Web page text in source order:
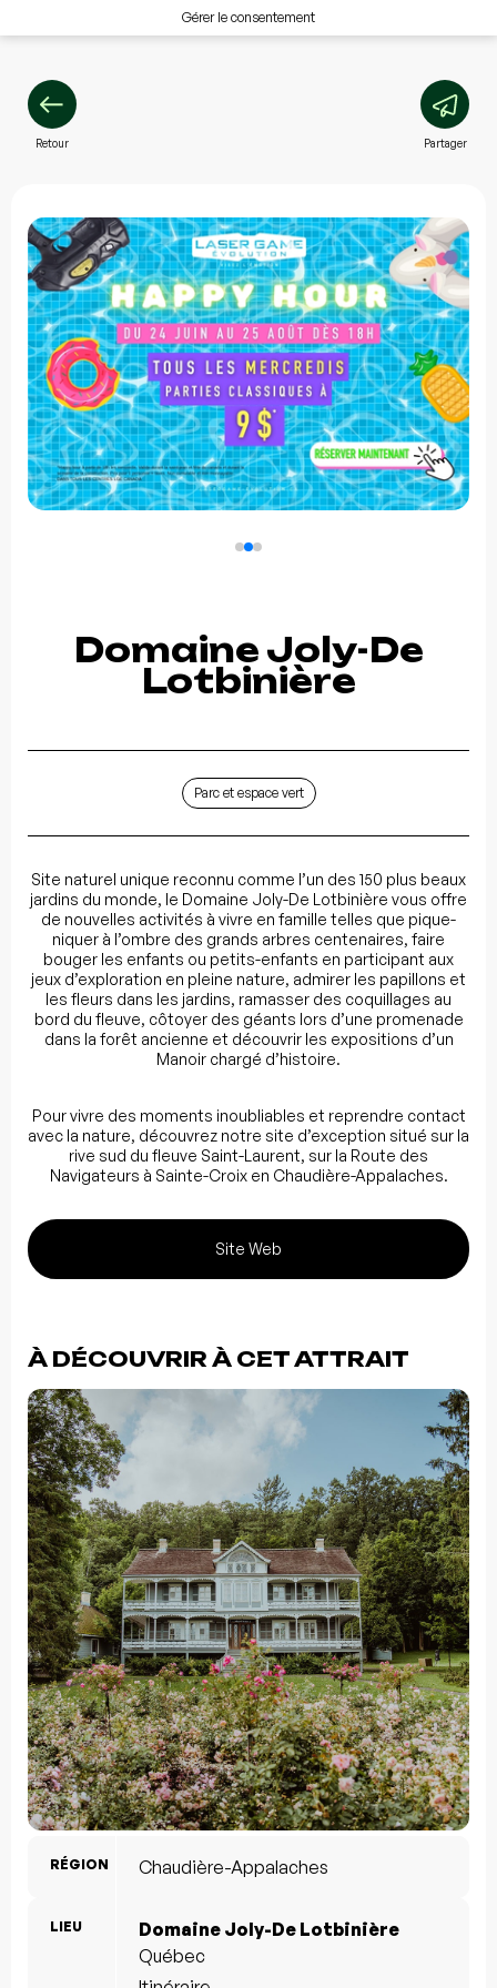
Gérer le consentement
Retour Partager
Domaine Joly-De
Lotbinière
Parc et espace vert
Site naturel unique reconnu comme l’un des 150 plus beaux
jardins du monde, le Domaine Joly-De Lotbinière vous offre
de nouvelles activités à vivre en famille telles que pique-
niquer à l’ombre des grands arbres centenaires, faire
bouger les enfants ou petits-enfants en participant aux
jeux d’exploration en pleine nature, admirer les papillons et
les fleurs dans les jardins, ramasser des coquillages au
bord du fleuve, côtoyer des géants lors d’une promenade
dans la forêt ancienne et découvrir les expositions d’un
Manoir chargé d’histoire.
Pour vivre des moments inoubliables et reprendre contact
avec la nature, découvrez notre site d’exception situé sur la
rive sud du fleuve Saint-Laurent, sur la Route des
Navigateurs à Sainte-Croix en Chaudière-Appalaches.
Site Web
À DÉCOUVRIR À CET ATTRAIT
RÉGION Chaudière-Appalaches
LIEU
Domaine Joly-De Lotbinière
Québec